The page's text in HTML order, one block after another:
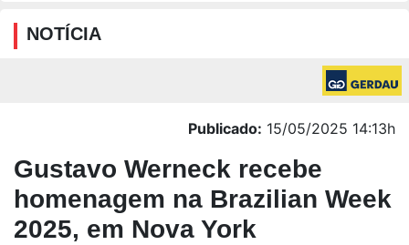
NOTÍCIA
Publicado: 15/05/2025 14:13h
Gustavo Werneck recebe
homenagem na Brazilian Week
2025, em Nova York